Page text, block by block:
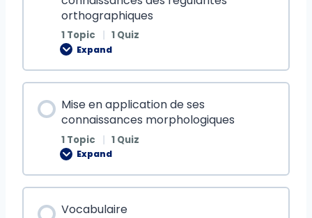
orthographiques
1 Topic 1 Quiz
Expand
Mise en application de ses
connaissances morphologiques
1 Topic | 1 Quiz
Expand
Vocabulaire